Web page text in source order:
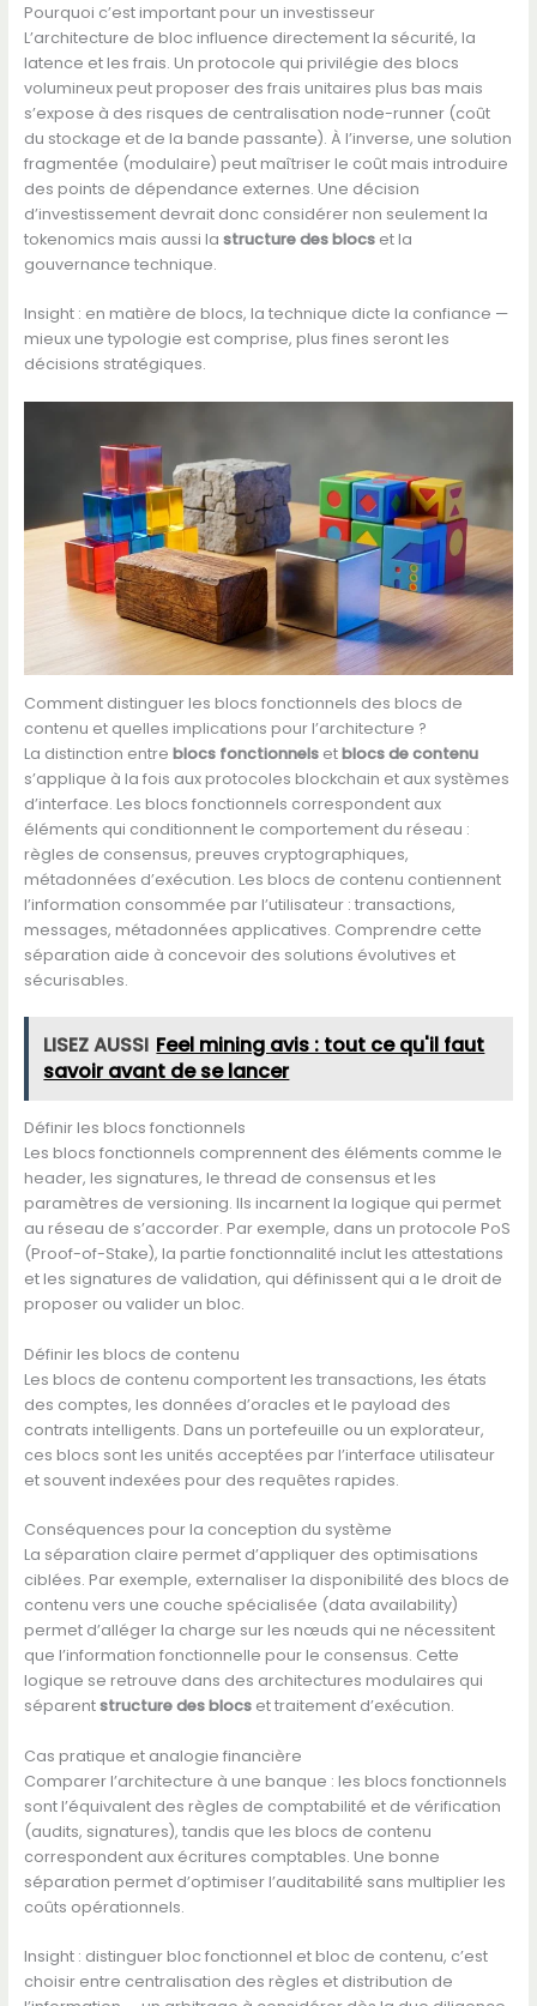
Pourquoi c’est important pour un investisseur
L’architecture de bloc influence directement la sécurité, la
latence et les frais. Un protocole qui privilégie des blocs
volumineux peut proposer des frais unitaires plus bas mais
s’expose à des risques de centralisation node-runner (coût
du stockage et de la bande passante). À l’inverse, une solution
fragmentée (modulaire) peut maîtriser le coût mais introduire
des points de dépendance externes. Une décision
d’investissement devrait donc considérer non seulement la
tokenomics mais aussi la structure des blocset la
gouvernance technique.
Insight : en matière de blocs, la technique dicte la confiance —
mieux une typologie est comprise, plus fines seront les
décisions stratégiques.
Comment distinguer les blocs fonctionnels des blocs de
contenu et quelles implications pour l’architecture ?
La distinction entre blocs fonctionnelsetblocs de contenu
s’applique à la fois aux protocoles blockchain et aux systèmes
d’interface. Les blocs fonctionnels correspondent aux
éléments qui conditionnent le comportement du réseau :
règles de consensus, preuves cryptographiques,
métadonnées d’exécution. Les blocs de contenu contiennent
l’information consommée par l’utilisateur : transactions,
messages, métadonnées applicatives. Comprendre cette
séparation aide à concevoir des solutions évolutives et
sécurisables.
LISEZ AUSSI Feel mining avis : tout ce qu'il faut
savoir avant de se lancer
Définir les blocs fonctionnels
Les blocs fonctionnels comprennent des éléments comme le
header, les signatures, le thread de consensus et les
paramètres de versioning. Ils incarnent la logique qui permet
au réseau de s’accorder. Par exemple, dans un protocole PoS
(Proof-of-Stake), la partie fonctionnalité inclut les attestations
et les signatures de validation, qui définissent qui a le droit de
proposer ou valider un bloc.
Définir les blocs de contenu
Les blocs de contenu comportent les transactions, les états
des comptes, les données d’oracles et le payload des
contrats intelligents. Dans un portefeuille ou un explorateur,
ces blocs sont les unités acceptées par l’interface utilisateur
et souvent indexées pour des requêtes rapides.
Conséquences pour la conception du système
La séparation claire permet d’appliquer des optimisations
ciblées. Par exemple, externaliser la disponibilité des blocs de
contenu vers une couche spécialisée (data availability)
permet d’alléger la charge sur les nœuds qui ne nécessitent
que l’information fonctionnelle pour le consensus. Cette
logique se retrouve dans des architectures modulaires qui
séparentstructure des blocset traitement d’exécution.
Cas pratique et analogie financière
Comparer l’architecture à une banque : les blocs fonctionnels
sont l’équivalent des règles de comptabilité et de vérification
(audits, signatures), tandis que les blocs de contenu
correspondent aux écritures comptables. Une bonne
séparation permet d’optimiser l’auditabilité sans multiplier les
coûts opérationnels.
Insight : distinguer bloc fonctionnel et bloc de contenu, c’est
choisir entre centralisation des règles et distribution de